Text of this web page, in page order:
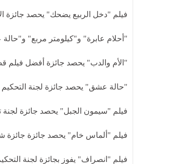
فيلم "دخل الربيع يضحك" يحصد جائزة
"أحلام عابرة" و"كيلومتر مربع"
"الأم والدب" يحصد جائزة أفضل فيلم
"حالة عشق" يحصد جائزة لجنة التحكيم
فيلم "سيمون الجبل" يحصد جائزة لجنة
فيلم "ألماس خام" يحصد جائزة جائزة
فيلم "انصراف" يفوز بجائزة لجنة